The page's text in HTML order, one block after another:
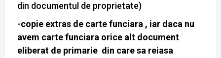
din documentul de proprietate)
-copie extras de carte funciara , iar daca nu
avem carte funciara orice alt document
eliberat de primarie din care sa reiasa